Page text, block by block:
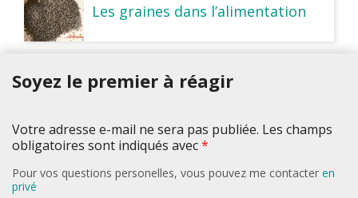
Les graines dans l’alimentation
Soyez le premier à réagir
Votre adresse e-mail ne sera pas publiée. Les champs
obligatoires sont indiqués avec*
Pour vos questions personelles, vous pouvez me contacter en
privé